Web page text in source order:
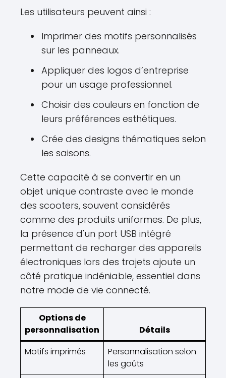
Les utilisateurs peuvent ainsi :
Imprimer des motifs personnalisés
sur les panneaux.
Appliquer des logos d’entreprise
pour un usage professionnel.
Choisir des couleurs en fonction de
leurs préférences esthétiques.
Crée des designs thématiques selon
les saisons.
Cette capacité à se convertir en un
objet unique contraste avec le monde
des scooters, souvent considérés
comme des produits uniformes. De plus,
la présence d'un port USB intégré
permettant de recharger des appareils
électroniques lors des trajets ajoute un
côté pratique indéniable, essentiel dans
notre mode de vie connecté.
Options de
personnalisation
Détails
Motifs imprimés
Personnalisation selon
les goûts